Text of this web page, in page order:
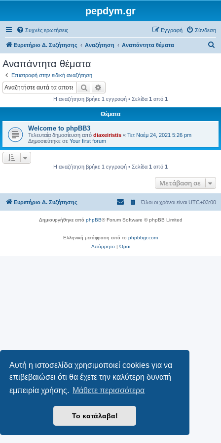
Αυτή η ιστοσελίδα χρησιμοποιεί cookies για να
επιβεβαιώσει ότι θα έχετε την καλύτερη δυνατή
εμπειρία χρήσης. Μάθετε περισσότερα
Το κατάλαβα!
pepdym.gr
Συχνές ερωτήσεις Σύνδεση
Εγγραφή
Ευρετήριο Δ. Συζήτησης Αναζήτηση Αναπάντητα θέματα
Αναπάντητα θέματα
Επιστροφή στην ειδική αναζήτηση
Αναζήτηση
Η αναζήτηση βρήκε 1 εγγραφή • Σελίδα 1 από 1
Θέματα
Welcome to phpBB3
Τελευταία δημοσίευση από diaxeiristis « Τετ Νοέμ 24, 2021 5:26 pm
Δημοσιεύτηκε σε Your first forum
Η αναζήτηση βρήκε 1 εγγραφή • Σελίδα 1 από 1
Μετάβαση σε
Ευρετήριο Δ. Συζήτησης Όλοι οι χρόνοι είναι UTC+03:00
Δημιουργήθηκε από phpBB® Forum Software © phpBB Limited
Ελληνική μετάφραση από το phpbbgr.com
Απόρρητο|Όροι